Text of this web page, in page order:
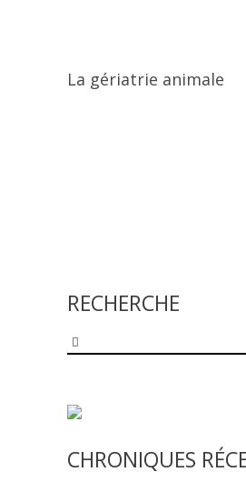
La gériatrie animale
RECHERCHE
Search
CHRONIQUES